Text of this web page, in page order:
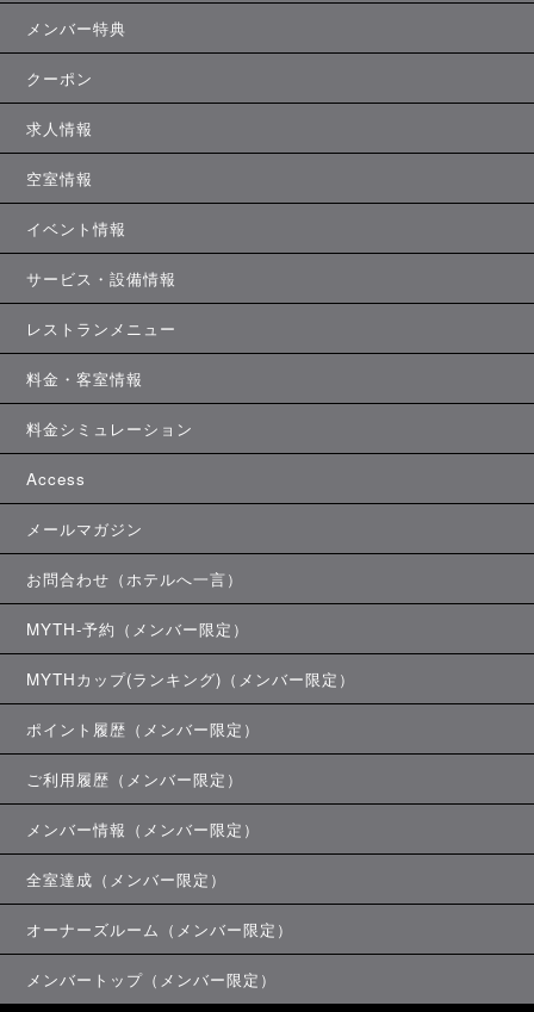
メンバー特典
クーポン
求人情報
空室情報
イベント情報
サービス・設備情報
レストランメニュー
料金・客室情報
料金シミュレーション
Access
メールマガジン
お問合わせ（ホテルへ一言）
MYTH-予約（メンバー限定）
MYTHカップ(ランキング)（メンバー限定）
ポイント履歴（メンバー限定）
ご利用履歴（メンバー限定）
メンバー情報（メンバー限定）
全室達成（メンバー限定）
オーナーズルーム（メンバー限定）
メンバートップ（メンバー限定）